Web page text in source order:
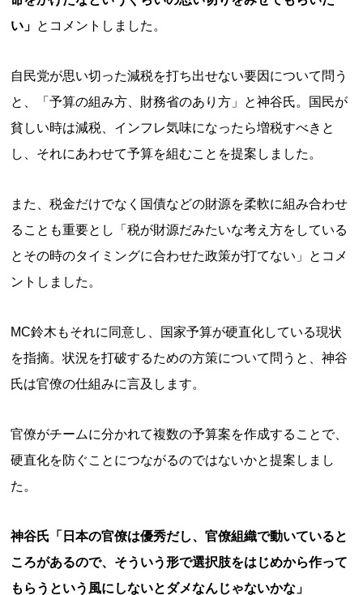
い」 とコメントしました。
自民党が思い切った減税を打ち出せない要因について問う
と、「予算の組み方、財務省のあり方」と神谷氏。国民が
貧しい時は減税、インフレ気味になったら増税すべきと
し、それにあわせて予算を組むことを提案しました。
また、税金だけでなく国債などの財源を柔軟に組み合わせ
ることも重要とし「税が財源だみたいな考え方をしている
とその時のタイミングに合わせた政策が打てない」とコメ
ントしました。
MC鈴木もそれに同意し、国家予算が硬直化している現状
を指摘。状況を打破するための方策について問うと、神谷
氏は官僚の仕組みに言及します。
官僚がチームに分かれて複数の予算案を作成することで、
硬直化を防ぐことにつながるのではないかと提案しまし
た。
神谷氏「日本の官僚は優秀だし、官僚組織で動いていると
ころがあるので、そういう形で選択肢をはじめから作って
もらうという風にしないとダメなんじゃないかな」